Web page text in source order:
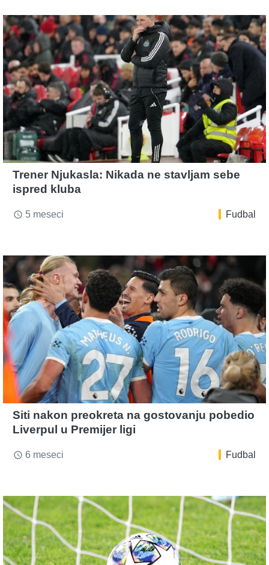
Trener Njukasla: Nikada ne stavljam sebe
ispred kluba
access_time 5 meseci Fudbal
Siti nakon preokreta na gostovanju pobedio
Liverpul u Premijer ligi
access_time 6 meseci Fudbal